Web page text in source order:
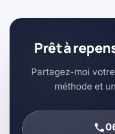
Prêt à
Partagez-moi
méthode et